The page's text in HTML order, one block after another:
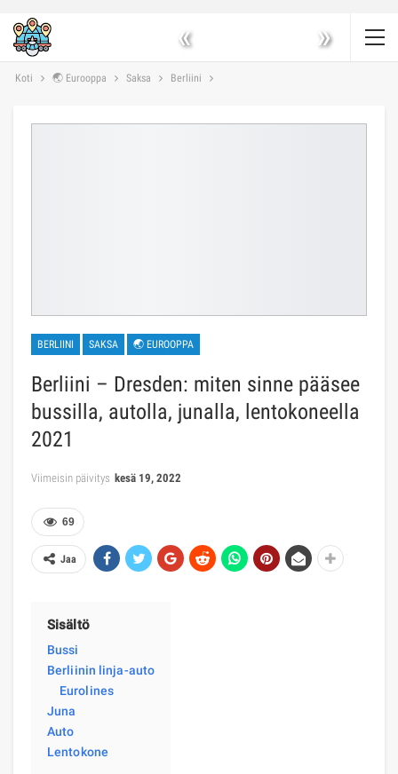
« »
Koti 🌏 Eurooppa Saksa Berliini
BERLIINI SAKSA 🌏 EUROOPPA
Berliini – Dresden: miten sinne pääsee
bussilla, autolla, junalla, lentokoneella
2021
Viimeisin päivitys kesä 19, 2022
69
Jaa
Sisältö
Bussi
Berliinin linja-auto
Eurolines
Juna
Auto
Lentokone